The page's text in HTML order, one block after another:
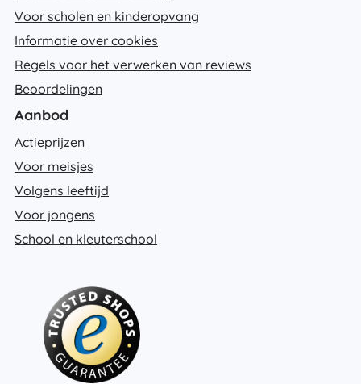
Voor scholen en kinderopvang
Informatie over cookies
Regels voor het verwerken van reviews
Beoordelingen
Aanbod
Actieprijzen
Voor meisjes
Volgens leeftijd
Voor jongens
School en kleuterschool